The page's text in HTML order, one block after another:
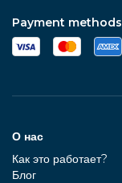
Payment methods
О нас
Как это работает?
Блог